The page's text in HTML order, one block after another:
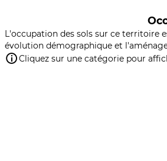
L'occupation des sols sur ce territoire
évolution démographique et
Cliquez sur une catégorie pour